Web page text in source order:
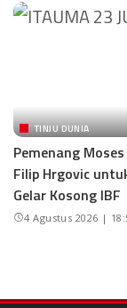
TINJU DUNIA
Pemenang
Filip Hrgovic
Gelar Kosong IBF
4 Agustus 2026 |